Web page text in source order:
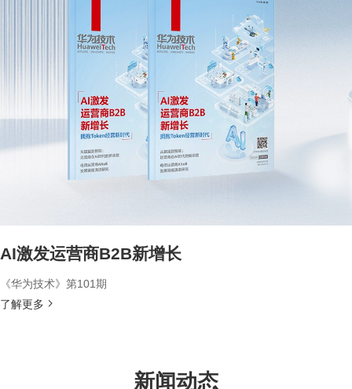
AI激发运营商B2B新增长
《华为技术》第101期
了解更多
新闻动态